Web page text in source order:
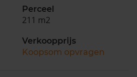
Perceel
211 m2
Verkoopprijs
Koopsom opvragen